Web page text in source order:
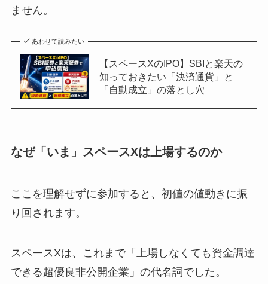
ません。
あわせて読みたい
【スペースXのIPO】SBIと楽天の
知っておきたい「決済通貨」と
「自動成立」の落とし穴
なぜ「いま」スペースXは上場するのか
ここを理解せずに参加すると、初値の値動きに振
り回されます。
スペースXは、これまで「上場しなくても資金調達
できる超優良非公開企業」の代名詞でした。